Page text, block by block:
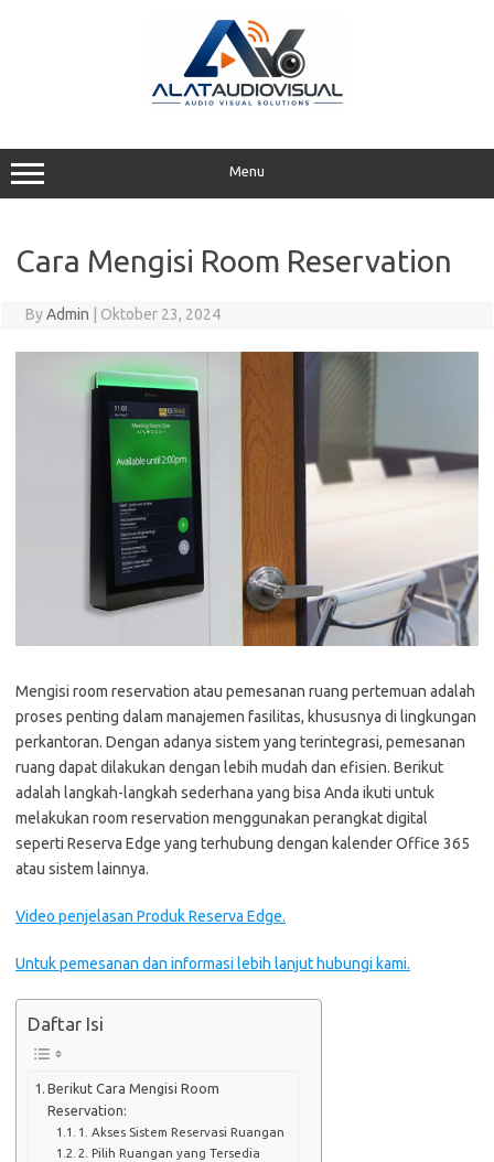
Menu
Cara Mengisi Room Reservation
ByAdmin Oktober 23, 2024
Mengisi room reservation atau pemesanan ruang pertemuan adalah
proses penting dalam manajemen fasilitas, khususnya di lingkungan
perkantoran. Dengan adanya sistem yang terintegrasi, pemesanan
ruang dapat dilakukan dengan lebih mudah dan efisien. Berikut
adalah langkah-langkah sederhana yang bisa Anda ikuti untuk
melakukan room reservation menggunakan perangkat digital
seperti Reserva Edge yang terhubung dengan kalender Office 365
atau sistem lainnya.
Video penjelasan Produk Reserva Edge.
Untuk pemesanan dan informasi lebih lanjut hubungi kami.
Daftar Isi
Berikut Cara Mengisi Room
Reservation:
1. Akses Sistem Reservasi Ruangan
2. Pilih Ruangan yang Tersedia